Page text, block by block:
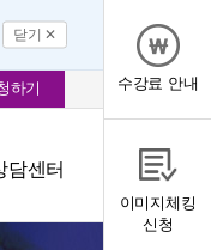
닫기 ✕
하기
담센터
수강료 안내
이미지체킹
신청